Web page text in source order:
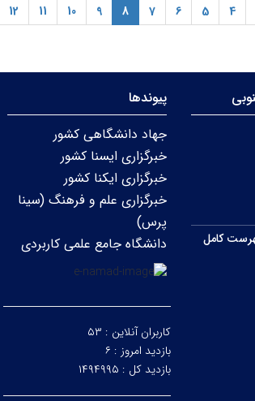
4
5
6
7
8
9
10
11
12
کامل
پیوندها
جهاد دانشگاهی کشور
خبرگزاری ایسنا کشور
خبرگزاری ایکنا کشور
خبرگزاری علم و فرهنگ (سینا
پرس)
دانشگاه جامع علمی کاربردی
کاربران آنلاین : ۵۳
بازدید امروز : ۶
بازدید کل : ۱۴۹۴۹۹۵